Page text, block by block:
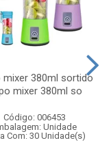
mixer 380ml sortido
mixer 380ml so
Código: 006453
Unidade
Com: 30 Unidade(s)